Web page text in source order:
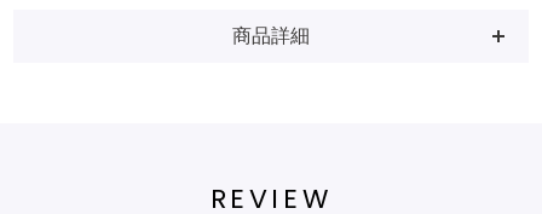
商品詳細
REVIEW